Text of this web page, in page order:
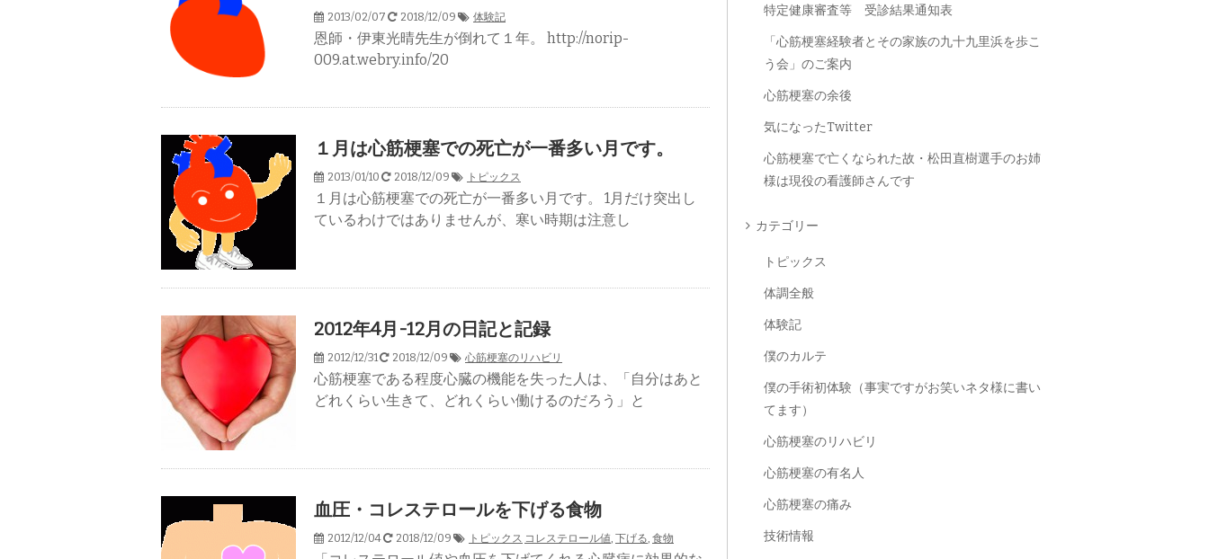
2013/02/07 2018/12/09 体験記
恩師・伊東光晴先生が倒れて１年。 http://norip-
009.at.webry.info/20
１月は心筋梗塞での死亡が一番多い月です。
2013/01/10 2018/12/09 トピックス
１月は心筋梗塞での死亡が一番多い月です。 1月だけ突出し
ているわけではありませんが、寒い時期は注意し
2012年4月-12月の日記と記録
2012/12/31 2018/12/09 心筋梗塞のリハビリ
心筋梗塞である程度心臓の機能を失った人は、「自分はあと
どれくらい生きて、どれくらい働けるのだろう」と
血圧・コレステロールを下げる食物
2012/12/04 2018/12/09 トピックス コレステロール値, 下げる, 食物
特定健康審査等 受診結果通知表
「心筋梗塞経験者とその家族の九十九里浜を歩こ
う会」のご案内
心筋梗塞の余後
気になったTwitter
心筋梗塞で亡くなられた故・松田直樹選手のお姉
様は現役の看護師さんです
カテゴリー
トピックス
体調全般
体験記
僕のカルテ
僕の手術初体験（事実ですがお笑いネタ様に書い
てます）
心筋梗塞のリハビリ
心筋梗塞の有名人
心筋梗塞の痛み
技術情報